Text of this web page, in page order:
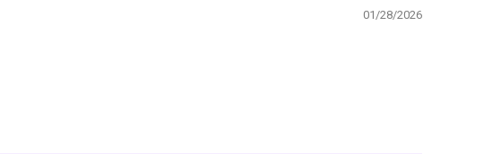
01/28/2026